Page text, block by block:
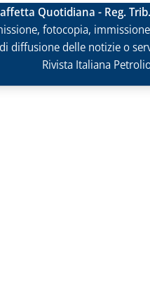
Quotidiana - Reg.
fotocopia,
diffusione delle notizie o
Rivista Italiana